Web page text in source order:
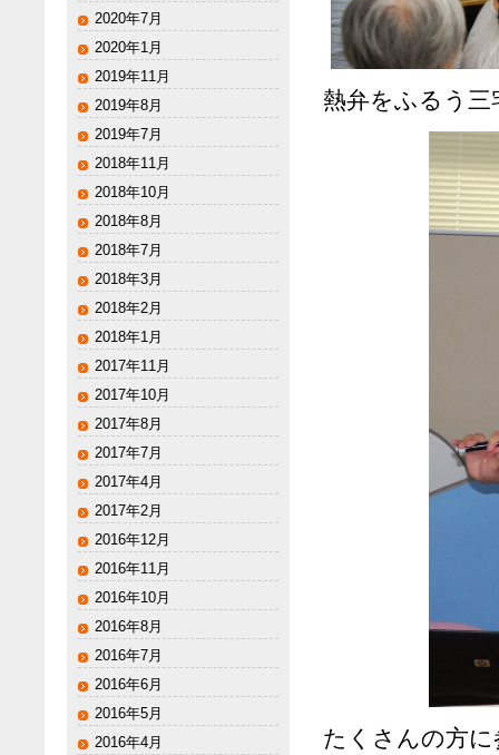
熱弁をふるう
たくさんの方
2020年7月
2020年1月
2019年11月
2019年8月
2019年7月
2018年11月
2018年10月
2018年8月
2018年7月
2018年3月
2018年2月
2018年1月
2017年11月
2017年10月
2017年8月
2017年7月
2017年4月
2017年2月
2016年12月
2016年11月
2016年10月
2016年8月
2016年7月
2016年6月
2016年5月
2016年4月